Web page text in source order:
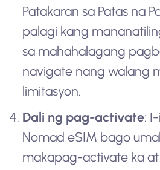
Patakaran sa Patas na
palagi kang
sa mahahalagang
navigate nang walang
limitasyon.
Dali ng pag-activate:
Nomad eSIM bago
makapag-activate ka